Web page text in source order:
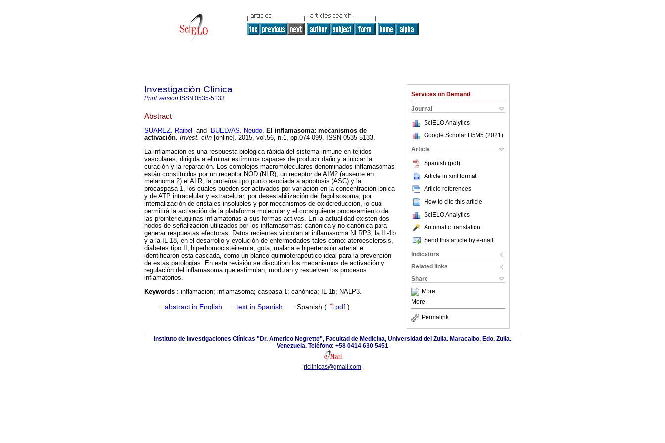
Services on Demand
Journal
SciELO Analytics
Google Scholar H5M5 (2021 )
Article
Spanish (pdf)
Article in xml format
Article references
How to cite this article
SciELO Analytics
Automatic translation
Send this article by e-mail
Indicators
Related links
Share
More
More
Permalink
Investigación Clínica
Print version ISSN 0535-5133
Abstract
SUAREZ, Raibel and BUELVAS, Neudo. El inflamasoma: mecanismos de
activación. Invest. clín [online]. 2015, vol.56, n.1, pp.074-099. ISSN 0535-5133.
La inflamación es una respuesta biológica rápida del sistema inmune en tejidos
vasculares, dirigida a eliminar estímulos capaces de producir daño y a iniciar la
curación y la reparación. Los complejos macromoleculares denominados inflamasomas
están constituidos por un receptor NOD (NLR), un receptor de AIM2 (ausente en
melanoma 2) el ALR, la proteína tipo punto asociada a apoptosis (ASC) y la
procaspasa-1, los cuales pueden ser activados por variación en la concentración iónica
y de ATP intracelular y extracelular, por desestabilización del fagolisosoma, por
internalización de cristales insolubles y por mecanismos de oxidoreducción, lo cual
permitirá la activación de la plataforma molecular y el consiguiente procesamiento de
las prointerleuquinas inflamatorias a sus formas activas. En la actualidad existen dos
nodos de señalización utilizados por los inflamasomas: canónica y no canónica para
generar respuestas efectoras. Datos recientes vinculan al inflamasoma NLRP3, la IL-1b
y a la IL-18, en el desarrollo y evolución de enfermedades tales como: ateroesclerosis,
diabetes tipo II, hiperhomocisteinemia, gota, malaria e hipertensión arterial e
identificaron esta cascada, como un blanco quimioterapéutico ideal para la prevención
de estas patologías. En esta revisión se discutirán los mecanismos de activación y
regulación del inflamasoma que estimulan, modulan y resuelven los procesos
inflamatorios.
Keywords : inflamación; inflamasoma; caspasa-1; canónica; IL-1b; NALP3.
· abstract in English · text in Spanish · Spanish ( pdf )
Instituto de Investigaciones Clínicas "Dr. Americo Negrette", Facultad de Medicina, Universidad del Zulia. Maracaibo, Edo. Zulia.
Venezuela. Teléfono: +58 0414 630 5451
riclinicas@gmail.com